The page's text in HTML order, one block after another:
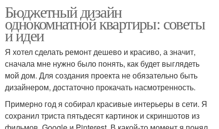
Бюджетный дизайн
однокомнатной квартиры: советы
и идеи
Я хотел сделать ремонт дешево и красиво, а значит,
сначала мне нужно было понять, как будет выглядеть
мой дом. Для создания проекта не обязательно быть
дизайнером, достаточно прокачать насмотренность.
Примерно год я собирал красивые интерьеры в сети. Я
сохранил триста пятьдесят картинок и скриншотов из